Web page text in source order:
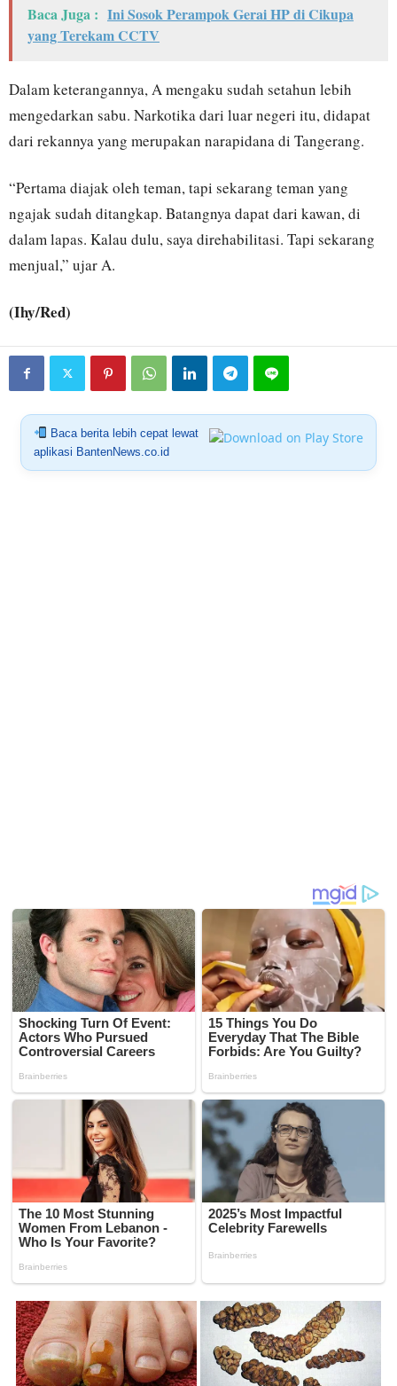
Baca Juga : Ini Sosok Perampok Gerai HP di Cikupa
yang Terekam CCTV
Dalam keterangannya, A mengaku sudah setahun lebih
mengedarkan sabu. Narkotika dari luar negeri itu, didapat
dari rekannya yang merupakan narapidana di Tangerang.
“Pertama diajak oleh teman, tapi sekarang teman yang
ngajak sudah ditangkap. Batangnya dapat dari kawan, di
dalam lapas. Kalau dulu, saya direhabilitasi. Tapi sekarang
menjual,” ujar A.
(Ihy/Red)
Baca berita lebih cepat lewat
aplikasi BantenNews.co.id